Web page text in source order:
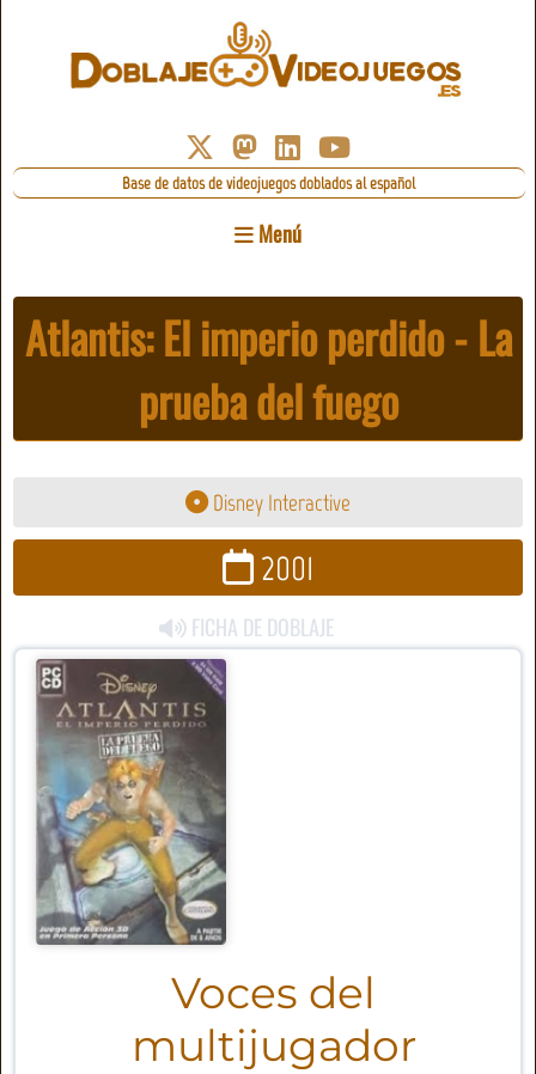
Base de datos de videojuegos doblados al español
Menú
Atlantis: El imperio perdido - La
prueba del fuego
Disney Interactive
2001
FICHA DE DOBLAJE
Voces del
multijugador